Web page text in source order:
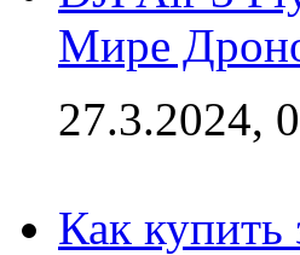
Мире
27.3.2024,
Как купить